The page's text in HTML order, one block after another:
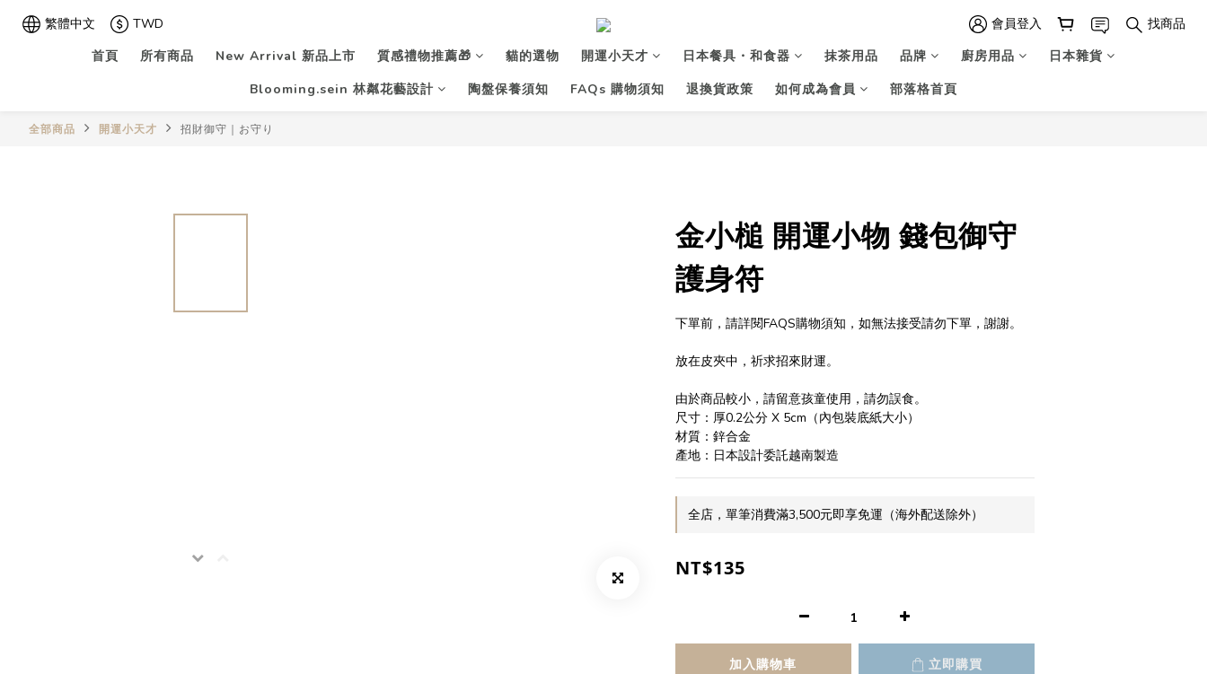
繁體中文 TWD 會員登入
找商品
首頁
所有商品 New Arrival 新品上市 質感禮物推薦🎁 貓的選物 開運小天才 日本餐具・和食器 抹茶用品 品牌 廚房用品
日本雜貨
Blooming.sein 林粼花藝設計
陶盤保養須知 FAQs 購物須知 退換貨政策 如何成為會員 部落格首頁
全部商品 開運小天才 招財御守｜お守り
金小槌 開運小物 錢包御守
護身符
下單前，請詳閱FAQS購物須知，如無法接受請勿下單，謝謝。
放在皮夾中，祈求招來財運。
由於商品較小，請留意孩童使用，請勿誤食。
尺寸：厚0.2公分 X 5cm（內包裝底紙大小）
材質：鋅合金
產地：日本設計委託越南製造
全店，單筆消費滿3,500元即享免運（海外配送除外）
NT$135
加入購物車 立即購買